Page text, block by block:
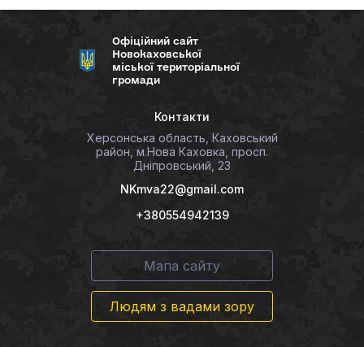
Офіційний сайт
Новокаховської
міської територіальної
громади
Контакти
Херсонська область, Каховський
район, м.Нова Каховка, просп.
Дніпровський, 23
NKmva22@gmail.com
+380554942139
Мапа сайту
Людям з вадами зору